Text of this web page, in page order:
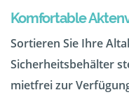
Komfortable
Sortieren Sie Ihre
Sicherheitsbehälter
mietfrei zur